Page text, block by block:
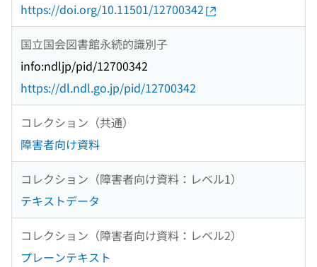
https://doi.org/10.11501/12700342
国立国会図書館永続的識別子
info:ndljp/pid/12700342
https://dl.ndl.go.jp/pid/12700342
コレクション（共通）
障害者向け資料
コレクション（障害者向け資料：レベル1）
テキストデータ
コレクション（障害者向け資料：レベル2）
プレーンテキスト